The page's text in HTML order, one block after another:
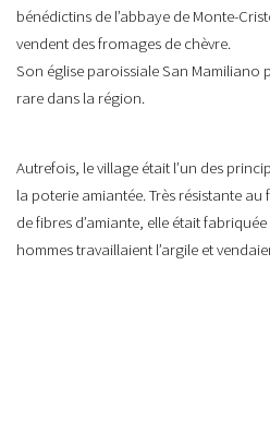
bénédictins de l’abbaye de Monte-
vendent des fromages de chèvre.
Son église paroissiale San Mamiliano
rare dans la région.
Autrefois, le village était l’un des
la poterie amiantée. Très résistante au
de fibres d’amiante, elle était
hommes travaillaient l’argile et